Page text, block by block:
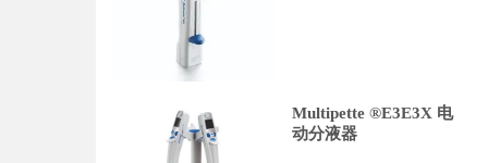
Multipette ®E3E3X 电
动分液器